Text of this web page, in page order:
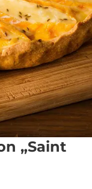
„Saint